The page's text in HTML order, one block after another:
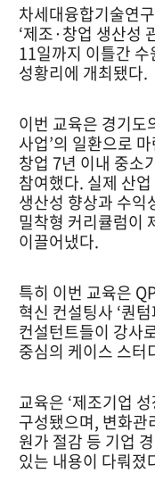
차세대융합기술연
‘제조·창업 생산성
11일까지 이틀간
성황리에 개최됐다.
이번 교육은 경기도
사업’의 일환으로
창업 7년 이내 중소
참여했다. 실제 산
생산성 향상과 수익
밀착형 커리큘럼이
이끌어냈다.
특히 이번 교육은
혁신 컨설팅사 ‘퀀
컨설턴트들이 강사
중심의 케이스 스터
교육은 ‘제조기업
구성됐으며, 변화관
원가 절감 등 기업
있는 내용이 다뤄졌